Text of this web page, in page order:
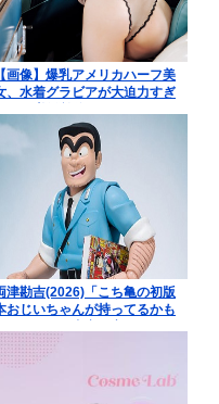
【画像】爆乳アメリカハーフ美
、水着グラビアが大迫力すぎ
ュマロボディを解放！！
津勘吉(2026)「こち亀の初版
おじいちゃんが持ってるかも
からね！」